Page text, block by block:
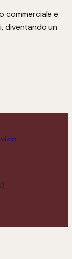
commerciale e
diventando un